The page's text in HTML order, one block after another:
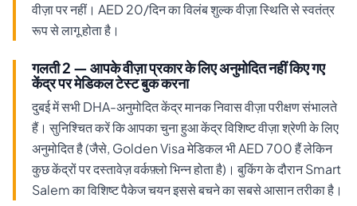
वीज़ा पर नहीं। AED 20/दिन का विलंब शुल्क वीज़ा स्थिति से स्वतंत्र
रूप से लागू होता है।
गलती 2 — आपके वीज़ा प्रकार के लिए अनुमोदित नहीं किए गए
केंद्र पर मेडिकल टेस्ट बुक करना
दुबई में सभी DHA-अनुमोदित केंद्र मानक निवास वीज़ा परीक्षण संभालते
हैं। सुनिश्चित करें कि आपका चुना हुआ केंद्र विशिष्ट वीज़ा श्रेणी के लिए
अनुमोदित है (जैसे, Golden Visa मेडिकल भी AED 700 हैं लेकिन
कुछ केंद्रों पर दस्तावेज़ वर्कफ़्लो भिन्न होता है)। बुकिंग के दौरान Smart
Salem का विशिष्ट पैकेज चयन इससे बचने का सबसे आसान तरीका है।